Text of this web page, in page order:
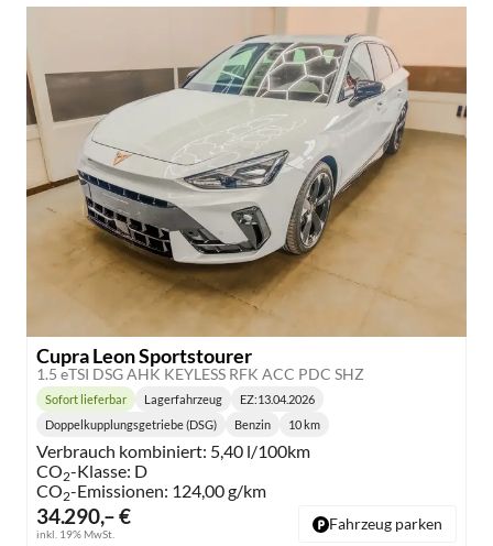
Cupra Leon Sportstourer
1.5 eTSI DSG AHK KEYLESS RFK ACC PDC SHZ
34.290,– €
inkl. 19% MwSt.
Lieferzeit:
Sofort lieferbar Lagerfahrzeug EZ:13.04.2026
Getriebe:
Doppelkupplungsgetriebe (DSG) Benzin 10 km
Verbrauch kombiniert: 5,40 l/100km
CO2-Klasse: D
CO2-Emissionen: 124,00 g/km
Fahrzeug parken